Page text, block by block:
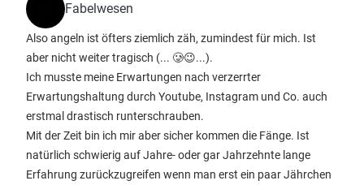
Fabelwesen
Also angeln ist öfters ziemlich zäh, zumindest für mich. Ist
aber nicht weiter tragisch (... 🥲😉...).
Ich musste meine Erwartungen nach verzerrter
Erwartungshaltung durch Youtube, Instagram und Co. auch
erstmal drastisch runterschrauben.
Mit der Zeit bin ich mir aber sicher kommen die Fänge. Ist
natürlich schwierig auf Jahre- oder gar Jahrzehnte lange
Erfahrung zurückzugreifen wenn man erst ein paar Jährchen